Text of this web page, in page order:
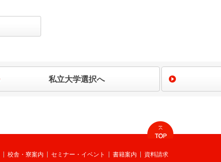
私立大学選択へ
校舎・寮案内 セミナー・イベント 書籍案内 資料請求